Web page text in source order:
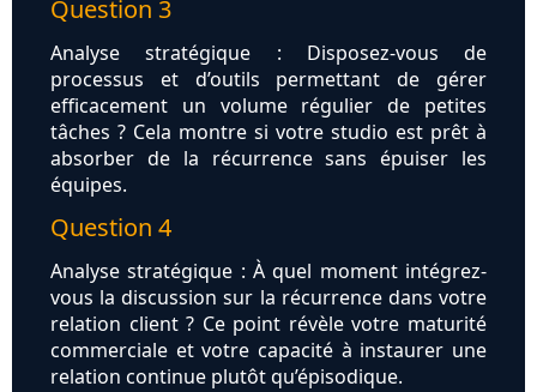
Question 3
Analyse stratégique : Disposez-vous de
processus et d’outils permettant de gérer
efficacement un volume régulier de petites
tâches ? Cela montre si votre studio est prêt à
absorber de la récurrence sans épuiser les
équipes.
Question 4
Analyse stratégique : À quel moment intégrez-
vous la discussion sur la récurrence dans votre
relation client ? Ce point révèle votre maturité
commerciale et votre capacité à instaurer une
relation continue plutôt qu’épisodique.